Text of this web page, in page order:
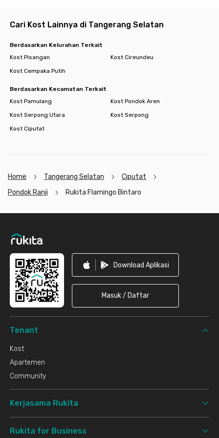
Cari Kost Lainnya di Tangerang Selatan
Berdasarkan Kelurahan Terkait
Kost Pisangan
Kost Cireundeu
Kost Cempaka Putih
Berdasarkan Kecamatan Terkait
Kost Pamulang
Kost Pondok Aren
Kost Serpong Utara
Kost Serpong
Kost Ciputat
Home Tangerang Selatan
Ciputat
Pondok Ranji
Rukita Flamingo Bintaro
Download Aplikasi
Masuk / Daftar
Tenant
Kost
Apartemen
Community
Kerjasama Rukita
Rukita for Business